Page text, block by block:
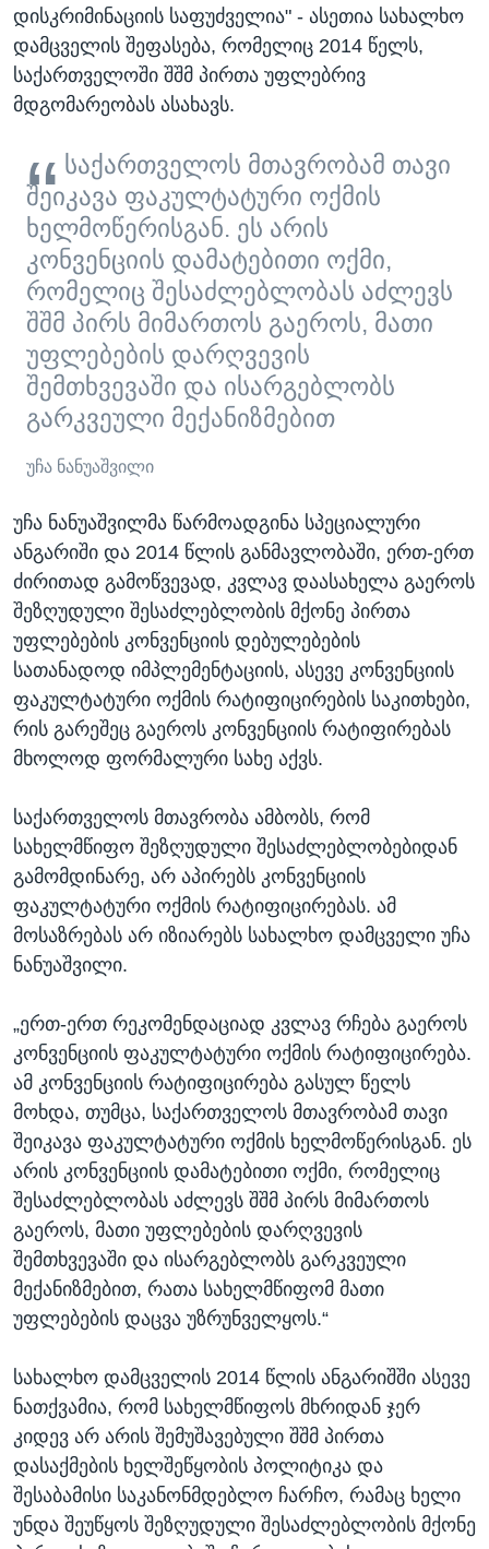
დისკრიმინაციის საფუძველია" - ასეთია სახალხო
დამცველის შეფასება, რომელიც 2014 წელს,
საქართველოში შშმ პირთა უფლებრივ
მდგომარეობას ასახავს.
საქართველოს მთავრობამ თავი
შეიკავა ფაკულტატური ოქმის
ხელმოწერისგან. ეს არის
კონვენციის დამატებითი ოქმი,
რომელიც შესაძლებლობას აძლევს
შშმ პირს მიმართოს გაეროს, მათი
უფლებების დარღვევის
შემთხვევაში და ისარგებლობს
გარკვეული მექანიზმებით
უჩა ნანუაშვილი
უჩა ნანუაშვილმა წარმოადგინა სპეციალური
ანგარიში და 2014 წლის განმავლობაში, ერთ-ერთ
ძირითად გამოწვევად, კვლავ დაასახელა გაეროს
შეზღუდული შესაძლებლობის მქონე პირთა
უფლებების კონვენციის დებულებების
სათანადოდ იმპლემენტაციის, ასევე კონვენციის
ფაკულტატური ოქმის რატიფიცირების საკითხები,
რის გარეშეც გაეროს კონვენციის რატიფირებას
მხოლოდ ფორმალური სახე აქვს.
საქართველოს მთავრობა ამბობს, რომ
სახელმწიფო შეზღუდული შესაძლებლობებიდან
გამომდინარე, არ აპირებს კონვენციის
ფაკულტატური ოქმის რატიფიცირებას. ამ
მოსაზრებას არ იზიარებს სახალხო დამცველი უჩა
ნანუაშვილი.
„ერთ-ერთ რეკომენდაციად კვლავ რჩება გაეროს
კონვენციის ფაკულტატური ოქმის რატიფიცირება.
ამ კონვენციის რატიფიცირება გასულ წელს
მოხდა, თუმცა, საქართველოს მთავრობამ თავი
შეიკავა ფაკულტატური ოქმის ხელმოწერისგან. ეს
არის კონვენციის დამატებითი ოქმი, რომელიც
შესაძლებლობას აძლევს შშმ პირს მიმართოს
გაეროს, მათი უფლებების დარღვევის
შემთხვევაში და ისარგებლობს გარკვეული
მექანიზმებით, რათა სახელმწიფომ მათი
უფლებების დაცვა უზრუნველყოს.“
სახალხო დამცველის 2014 წლის ანგარიშში ასევე
ნათქვამია, რომ სახელმწიფოს მხრიდან ჯერ
კიდევ არ არის შემუშავებული შშმ პირთა
დასაქმების ხელშეწყობის პოლიტიკა და
შესაბამისი საკანონმდებლო ჩარჩო, რამაც ხელი
უნდა შეუწყოს შეზღუდული შესაძლებლობის მქონე